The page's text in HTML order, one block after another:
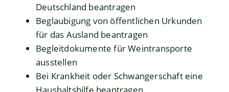
Deutschland beantragen
Beglaubigung von öffentlichen Urkunden
für das Ausland beantragen
Begleitdokumente für Weintransporte
ausstellen
Bei Krankheit oder Schwangerschaft eine